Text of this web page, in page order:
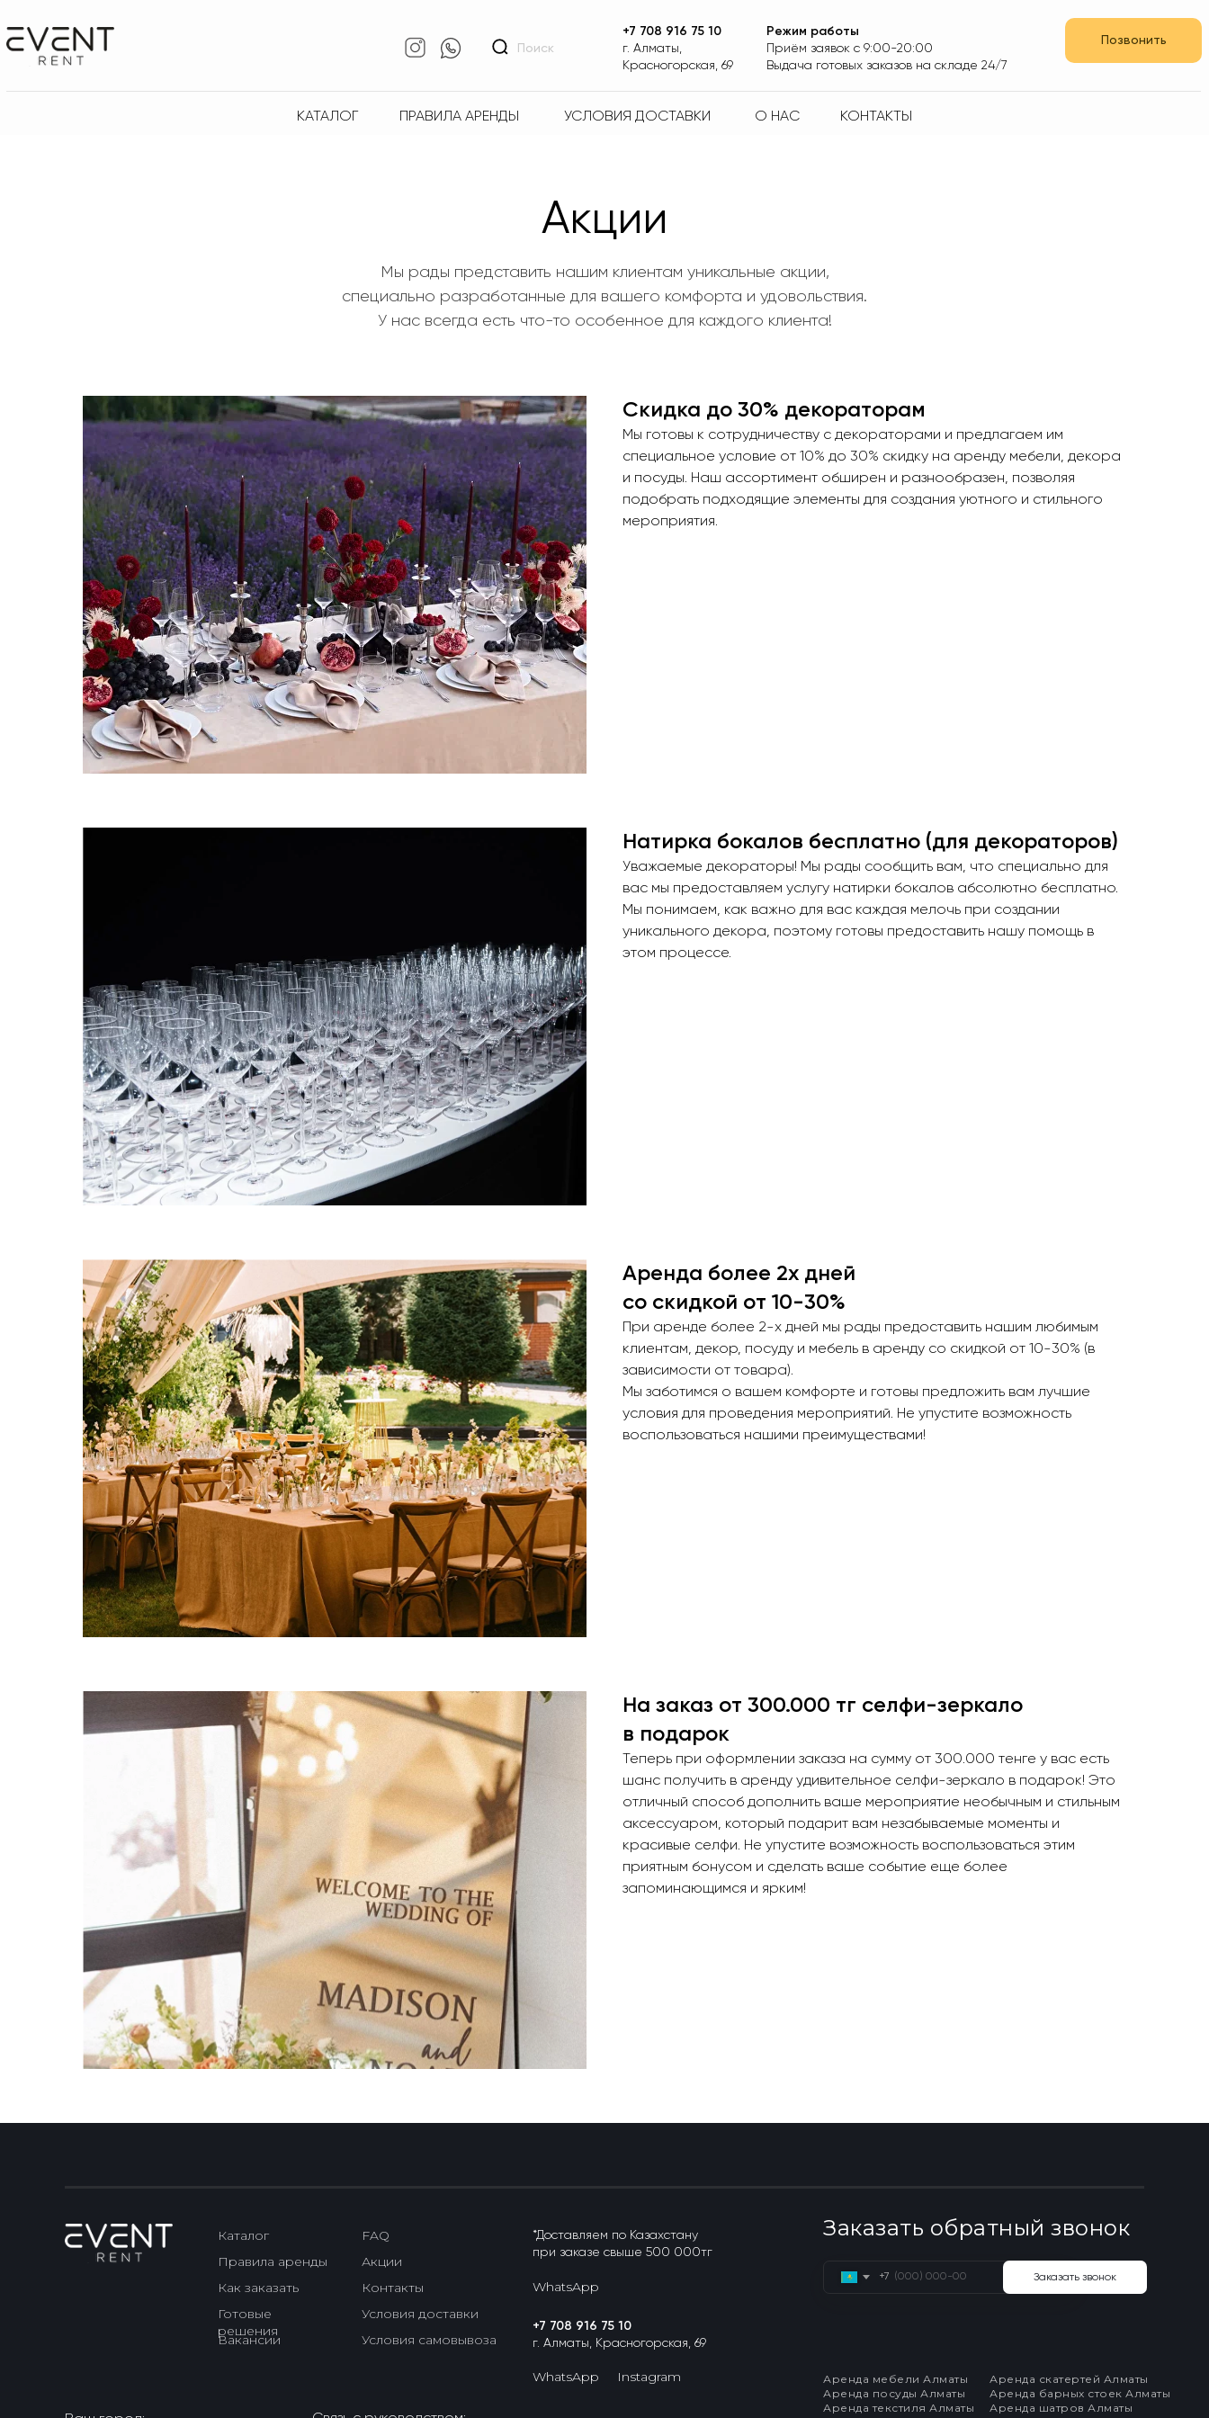
Режим работы
Приём заявок с 9:00-20:00
Выдача готовых заказов на складе 24/7
+7 708 916 75 10
г. Алматы,
Красногорская, 69
КАТАЛОГ ПРАВИЛА АРЕНДЫ УСЛОВИЯ ДОСТАВКИ
Позвонить
О НАС КОНТАКТЫ
Поиск
Акции
Мы рады представить нашим клиентам уникальные акции,
специально разработанные для вашего комфорта и удовольствия.
У нас всегда есть что-то особенное для каждого клиента!
Скидка до 30% декораторам
Мы готовы к сотрудничеству с декораторами и предлагаем им
специальное условие от 10% до 30% скидку на аренду мебели, декора
и посуды. Наш ассортимент обширен и разнообразен, позволяя
подобрать подходящие элементы для создания уютного и стильного
мероприятия.
Натирка бокалов бесплатно (для декораторов)
Уважаемые декораторы! Мы рады сообщить вам, что специально для
вас мы предоставляем услугу натирки бокалов абсолютно бесплатно.
Мы понимаем, как важно для вас каждая мелочь при создании
уникального декора, поэтому готовы предоставить нашу помощь в
этом процессе.
Аренда более 2х дней
со скидкой от 10-30%
При аренде более 2-х дней мы рады предоставить нашим любимым
клиентам, декор, посуду и мебель в аренду со скидкой от 10-30% (в
зависимости от товара).
Мы заботимся о вашем комфорте и готовы предложить вам лучшие
условия для проведения мероприятий. Не упустите возможность
воспользоваться нашими преимуществами!
На заказ от 300.000 тг селфи-зеркало
в подарок
Теперь при оформлении заказа на сумму от 300.000 тенге у вас есть
шанс получить в аренду удивительное селфи-зеркало в подарок! Это
отличный способ дополнить ваше мероприятие необычным и стильным
аксессуаром, который подарит вам незабываемые моменты и
красивые селфи. Не упустите возможность воспользоваться этим
приятным бонусом и сделать ваше событие еще более
запоминающимся и ярким!
Каталог
Правила аренды
Акции
Контакты
Условия доставки
FAQ
Как заказать
Заказать обратный звонок
+7 Заказать звонок
Instagram
WhatsApp
Готовые
решения
Вакансии Условия самовывоза
WhatsApp
Аренда мебели Алматы
Аренда посуды Алматы
Аренда текстиля Алматы
Аренда скатертей Алматы
Аренда барных стоек Алматы
Аренда шатров Алматы
+7 708 916 75 10
г. Алматы, Красногорская, 69
*Доставляем по Казахстану
при заказе свыше 500 000тг